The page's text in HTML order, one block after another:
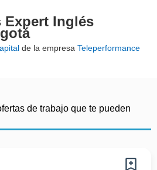
Expert Inglés
de la empresa Teleperformance
de trabajo que te pueden